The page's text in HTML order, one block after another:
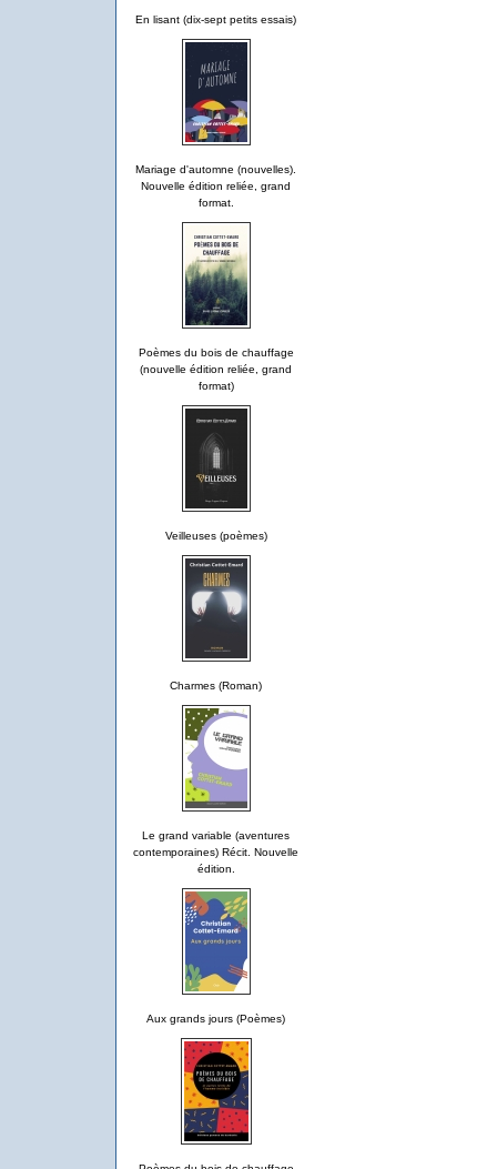
En lisant (dix-sept petits essais)
Mariage d'automne (nouvelles).
Nouvelle édition reliée, grand
format.
Poèmes du bois de chauffage
(nouvelle édition reliée, grand
format)
Veilleuses (poèmes)
Charmes (Roman)
Le grand variable (aventures
contemporaines) Récit. Nouvelle
édition.
Aux grands jours (Poèmes)